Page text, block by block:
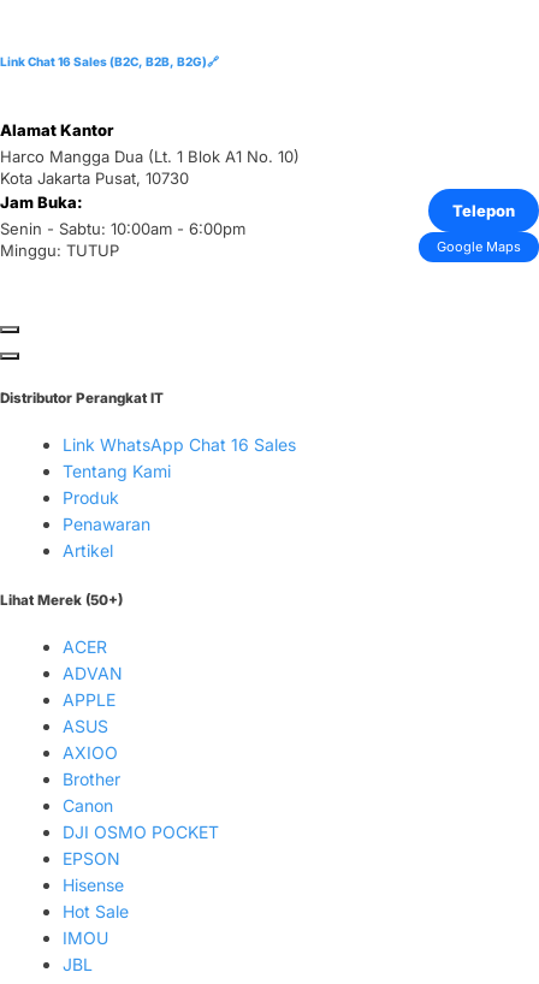
Link Chat 16 Sales (B2C, B2B, B2G)🔗
Alamat Kantor
Harco Mangga Dua (Lt. 1 Blok A1 No. 10)
Kota Jakarta Pusat, 10730
Jam Buka:
Senin - Sabtu: 10:00am - 6:00pm
Minggu: TUTUP
Telepon
Google Maps
Distributor Perangkat IT
Link WhatsApp Chat 16 Sales
Tentang Kami
Produk
Penawaran
Artikel
Lihat Merek (50+)
ACER
ADVAN
APPLE
ASUS
AXIOO
Brother
Canon
DJI OSMO POCKET
EPSON
Hisense
Hot Sale
IMOU
JBL